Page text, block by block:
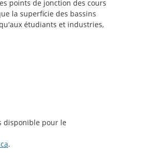
points de jonction des cours
la superficie des bassins
étudiants et industries,
disponible pour le
.